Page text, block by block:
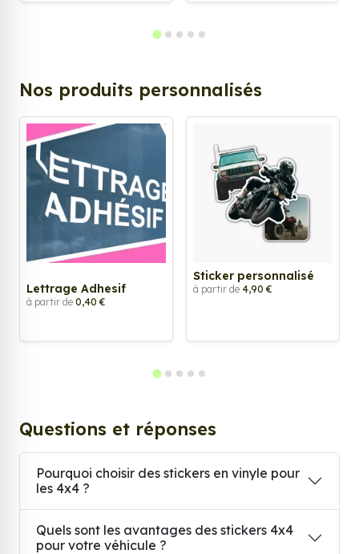
Nos produits personnalisés
Lettrage Adhesif
à partir de 0,40 €
Sticker personnalisé
à partir de 4,90 €
Questions et réponses
Pourquoi choisir des stickers en vinyle pour
les 4x4 ?
Quels sont les avantages des stickers 4x4
pour votre véhicule ?